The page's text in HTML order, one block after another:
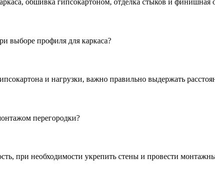
обшивка гипсокартоном, отделка стыков и финишная
выборе профиля для каркаса?
и нагрузки, важно правильно выдержать
перегородки?
при необходимости укрепить стены и провести